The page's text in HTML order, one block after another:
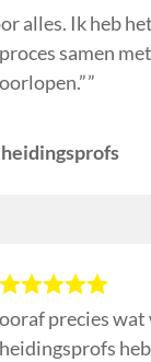
alles. Ik heb
samen
precies wat